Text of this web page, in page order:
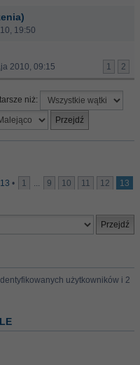
19:50
1 2
2010, 09:15
niż:
13 • 1 ... 9 10 11 12 13
użytkowników i 2